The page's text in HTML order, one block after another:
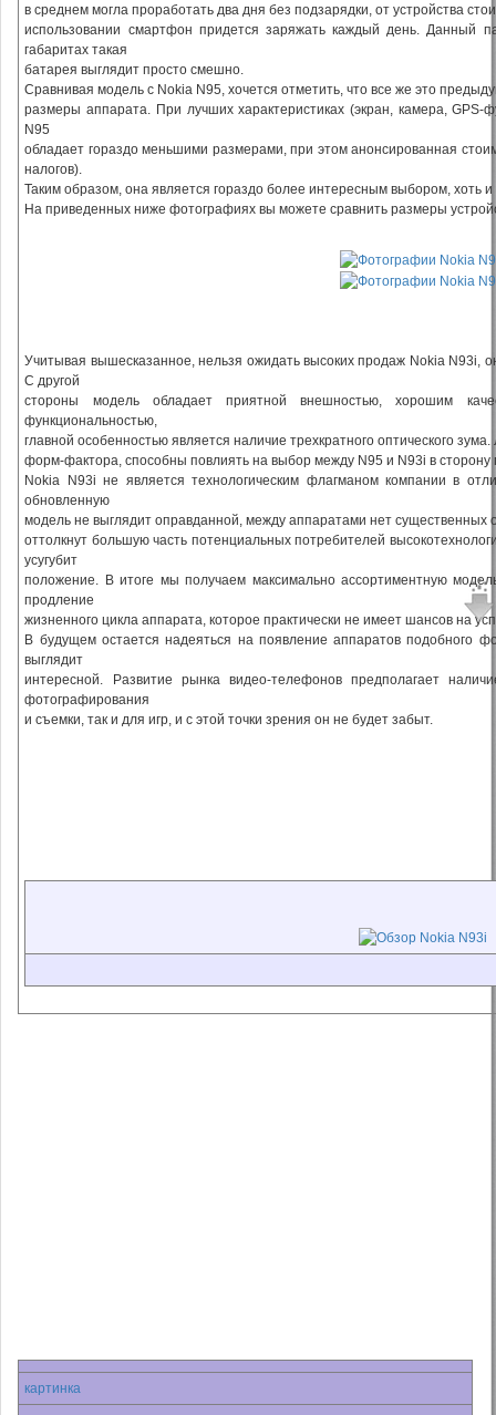
в среднем могла проработать два дня без подзарядки, от устройства
использовании смартфон придется заряжать каждый день. Данный
габаритах такая
батарея выглядит просто смешно.
Сравнивая модель с Nokia N95, хочется отметить, что все же это
размеры аппарата. При лучших характеристиках (экран, камера, GPS-
N95
обладает гораздо меньшими размерами, при этом анонсированная
налогов).
Таким образом, она является гораздо более интересным выбором, хоть
На приведенных ниже фотографиях вы можете сравнить размеры
Учитывая вышесказанное, нельзя ожидать высоких продаж Nokia N93i,
С другой
стороны модель обладает приятной внешностью, хорошим
функциональностью,
главной особенностью является наличие трехкратного оптического
форм-фактора, способны повлиять на выбор между N95 и N93i в сторону
Nokia N93i не является технологическим флагманом компании в
обновленную
модель не выглядит оправданной, между аппаратами нет
оттолкнут большую часть потенциальных потребителей
усугубит
положение. В итоге мы получаем максимально ассортиментную
продление
жизненного цикла аппарата, которое практически не имеет шансов на
В будущем остается надеяться на появление аппаратов подобного
выглядит
интересной. Развитие рынка видео-телефонов предполагает
фотографирования
и съемки, так и для игр, и с этой точки зрения он не будет забыт.
картинка